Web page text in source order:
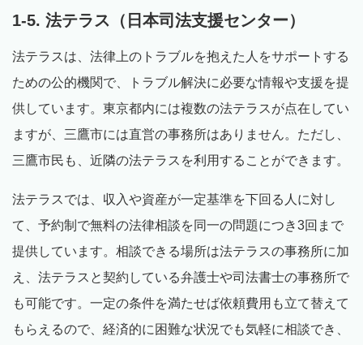
1-5. 法テラス（日本司法支援センター）
法テラスは、法律上のトラブルを抱えた人をサポートする
ための公的機関で、トラブル解決に必要な情報や支援を提
供しています。東京都内には複数の法テラスが点在してい
ますが、三鷹市には直営の事務所はありません。ただし、
三鷹市民も、近隣の法テラスを利用することができます。
法テラスでは、収入や資産が一定基準を下回る人に対し
て、予約制で無料の法律相談を同一の問題につき3回まで
提供しています。相談できる場所は法テラスの事務所に加
え、法テラスと契約している弁護士や司法書士の事務所で
も可能です。一定の条件を満たせば依頼費用も立て替えて
もらえるので、経済的に困難な状況でも気軽に相談でき、